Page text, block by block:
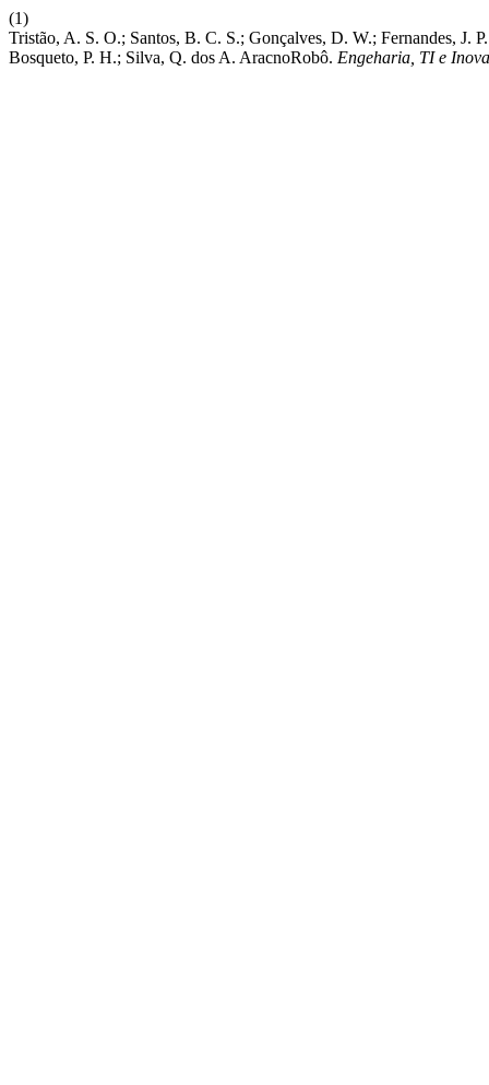
(1)
Tristão, A. S. O.; Santos, B. C. S.; Gonçalves, D. W.; Fernandes,
Bosqueto, P. H.; Silva, Q. dos A. AracnoRobô. Engeharia, TI e